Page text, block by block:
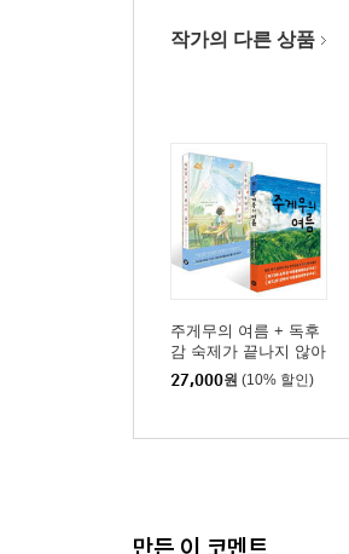
작가의 다른 상품
주게무의 여름 + 독후
감 숙제가 끝나지 않아
세트
27,000원 (10% 할인)
만든 이 코멘트